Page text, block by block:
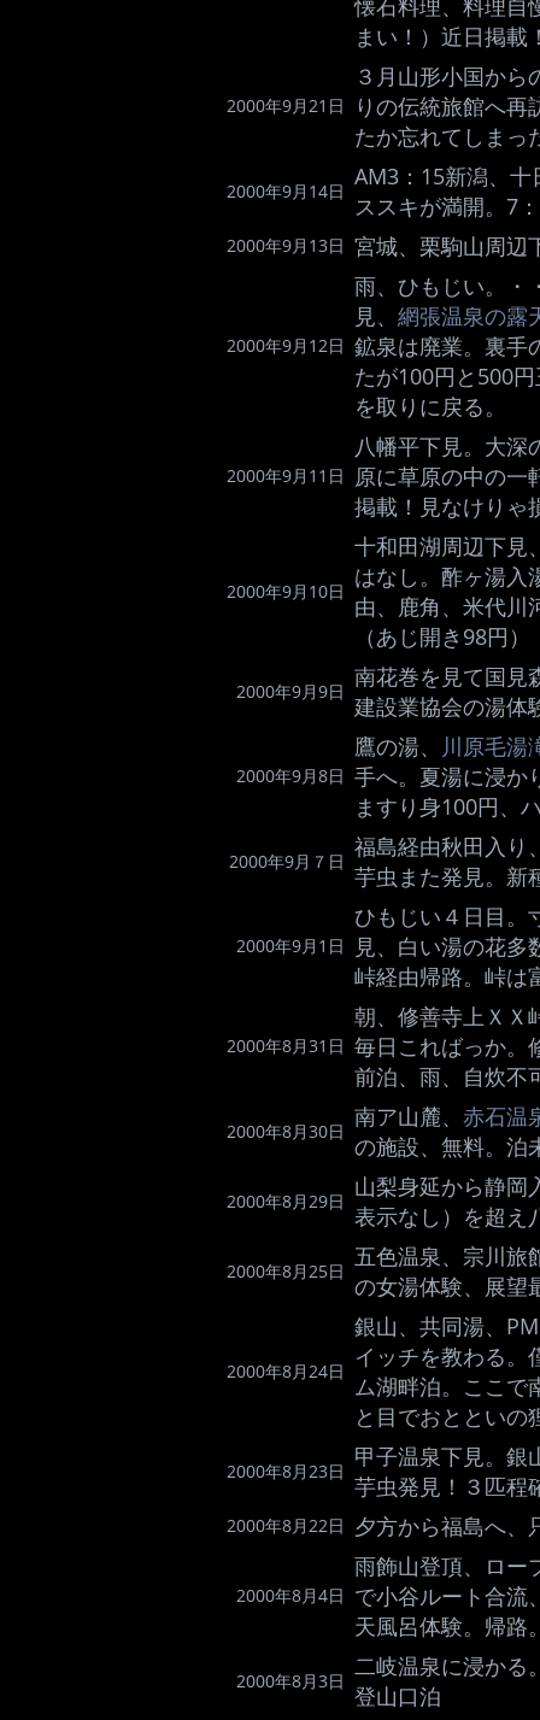
懐石料理、料理自
まい！）近日掲載
2000年9月21日
３月山形小国か
りの伝統旅館へ
たか忘れてしまっ
2000年9月14日
AM3：15新潟、
ススキが満開。7
2000年9月13日 宮城、栗駒山周辺
2000年9月12日
雨、ひもじい。・
見、 網張温泉の露
鉱泉は廃業。裏手
たが100円と500
を取りに戻る。
2000年9月11日
八幡平下見。大深
原に草原の中の一
掲載！見なけりゃ
2000年9月10日
十和田湖周辺下見
はなし。酢ヶ湯入
由、鹿角、米代川
（あじ開き98円）
2000年9月9日
南花巻を見て国見
建設業協会の湯体
2000年9月8日
鷹の湯、
川原毛湯
手へ。夏湯に浸か
ますり身100円、
2000年9月７日
福島経由秋田入り
芋虫また発見。新
2000年9月1日
ひもじい４日目。
見、白い湯の花多
峠経由帰路。峠は
2000年8月31日
朝、修善寺上ＸＸ
毎日こればっか。
前泊、雨、自炊不
2000年8月30日
南ア山麓、 赤石温
の施設、無料。泊
2000年8月29日
山梨身延から静岡
表示なし）を超え
2000年8月25日
五色温泉、宗川旅
の女湯体験、展望
2000年8月24日
銀山、共同湯、
イッチを教わる。
ム湖畔泊。ここで
と目でおとといの
2000年8月23日
甲子温泉下見。銀
芋虫発見！３匹程
2000年8月22日 夕方から福島へ、
2000年8月4日
雨飾山登頂、ロー
で小谷ルート合流
天風呂体験。帰路
2000年8月3日
二岐温泉に浸かる
登山口泊